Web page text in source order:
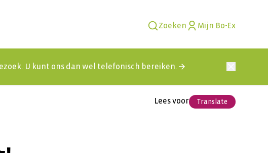
Zoeken Mijn Bo-Ex
U kunt ons dan wel telefonisch bereiken.
Lees voor Translate